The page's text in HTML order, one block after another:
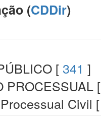
(CDDir)
[ 341 ]
PROCESSUAL [
Civil [